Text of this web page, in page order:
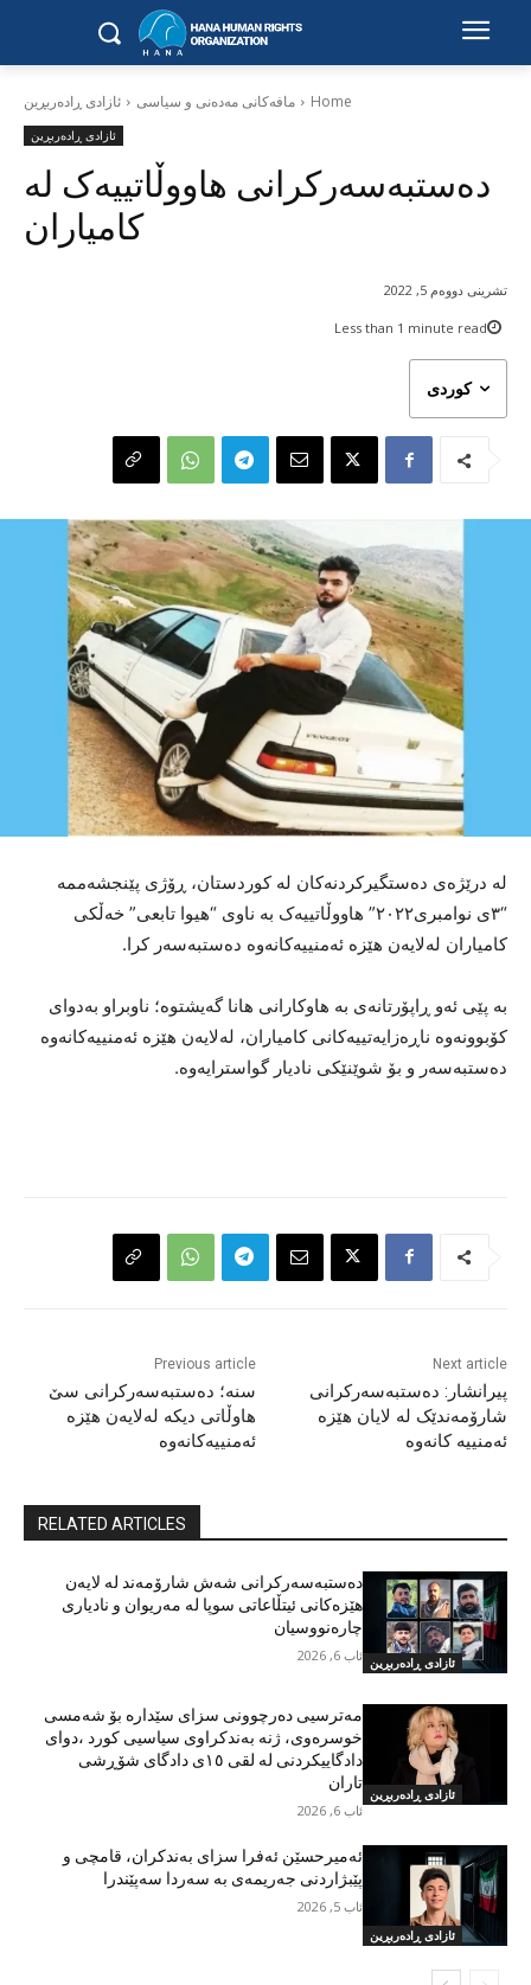
Home مافەکانی مەدەنی و سیاسی ئازادی ڕادەربڕین
ئازادی ڕادەربڕین
دەستبەسەرکرانی هاووڵاتییەک لە
کامیاران
تشرینی دووەم 5, 2022
Less than 1 minute read
کوردی
لە درێژەی دەستگیرکردنەکان لە کوردستان، ڕۆژی پێنجشەممە
“٣ی نوامبری٢٠٢٢” هاووڵاتییەک بە ناوی “هیوا تابعی” خەڵکی
کامیاران لەلایەن هێزە ئەمنییەکانەوە دەستبەسەر کرا.
بە پێی ئەو ڕاپۆرتانەی بە هاوکارانی هانا گەیشتوە؛ ناوبراو بەدوای
کۆبوونەوە ناڕەزایەتییەکانی کامیاران، لەلایەن هێزە ئەمنییەکانەوە
دەستبەسەر و بۆ شوێنێکی نادیار گواسترایەوە.
Previous article
سنە؛ دەستبەسەرکرانی سێ
هاوڵاتی دیکە لەلایەن هێزە
ئەمنییەکانەوە
Next article
پیرانشار: دەستبەسەرکرانی
شارۆمەندێک لە لایان هێزە
ئەمنییە کانەوە
RELATED ARTICLES
ئازادی ڕادەربڕین
دەستبەسەرکرانی شەش شارۆمەند لە لایەن
هێزەکانی ئیتڵاعاتی سوپا لە مەریوان و نادیاری
چارەنووسیان
ئاب 6, 2026
ئازادی ڕادەربڕین
مەترسیی دەرچوونی سزای سێدارە بۆ شەمسی
خوسرەوی، ژنە بەندکراوی سیاسیی کورد ،دوای
دادگاییکردنی لە لقی ١٥ی دادگای شۆڕشی
تاران
ئاب 6, 2026
ئازادی ڕادەربڕین
ئەمیرحسێن ئەفرا سزای بەندکران، قامچی و
پێبژاردنی جەریمەی بە سەردا سەپێندرا
ئاب 5, 2026